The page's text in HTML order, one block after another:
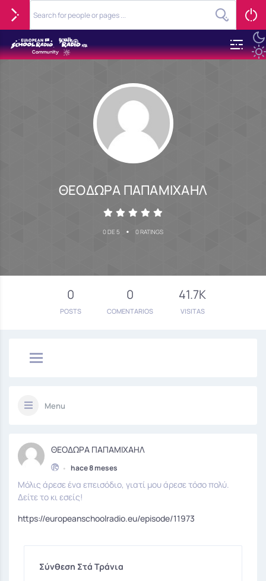
ΘΕΟΔΩΡΑ ΠΑΠΑΜΙΧΑΗΛ
0 DE 5 • 0 RATINGS
0
POSTS
0
COMENTARIOS
41.7K
VISITAS
Menu
ΘΕΟΔΩΡΑ ΠΑΠΑΜΙΧΑΗΛ
• hace 8 meses
Μόλις άρεσε ένα επεισόδιο, γιατί μου άρεσε τόσο πολύ.
Δείτε το κι εσείς!
https://europeanschoolradio.eu/episode/11973
Σύνθεση Στά Τράνια